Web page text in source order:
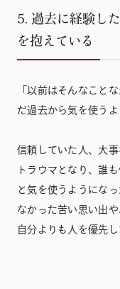
5. 過去に経験し
を抱えている
「以前はそんなこと
だ過去から気を使う
信頼していた人、大
トラウマとなり、誰
と気を使うようにな
なかった苦い思い出
自分よりも人を優先